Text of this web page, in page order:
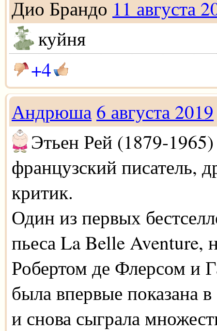
Дио Брандо 11 августа
куйня
+4
Андрюша 6 августа 2019
Этьен Рей (1879-
французский писатель,
критик.
Один из первых
пьеса La Belle Aventure,
Робертом де Флерсом и
была впервые показана
и снова сыграла